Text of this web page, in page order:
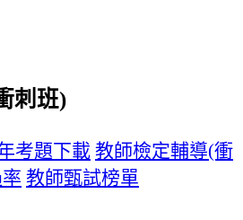
刺班)
考題下載 教師檢定輔導(衝
教師甄試榜單